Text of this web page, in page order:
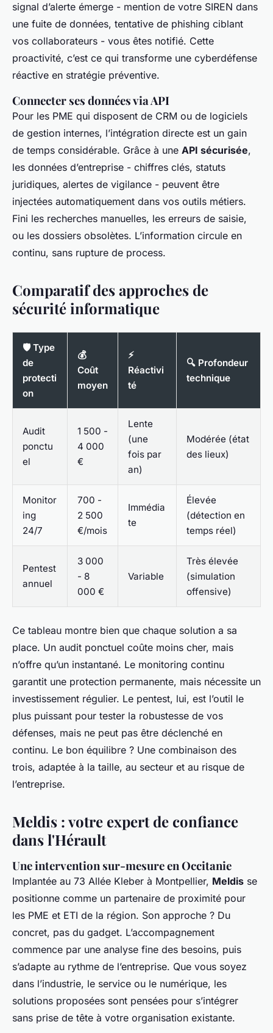
signal d’alerte émerge - mention de votre SIREN dans
une fuite de données, tentative de phishing ciblant
vos collaborateurs - vous êtes notifié. Cette
proactivité, c’est ce qui transforme une cyberdéfense
réactive en stratégie préventive.
Connecter ses données via API
Pour les PME qui disposent de CRM ou de logiciels
de gestion internes, l’intégration directe est un gain
de temps considérable. Grâce à une API sécurisée,
les données d’entreprise - chiffres clés, statuts
juridiques, alertes de vigilance - peuvent être
injectées automatiquement dans vos outils métiers.
Fini les recherches manuelles, les erreurs de saisie,
ou les dossiers obsolètes. L’information circule en
continu, sans rupture de process.
Comparatif des approches de
sécurité informatique
🛡️ Type
de
protecti
on
💰
Coût
moyen
⚡
Réactivi
té
🔍 Profondeur
technique
Audit
ponctu
el
1 500 -
4 000
€
Lente
(une
fois par
an)
Modérée (état
des lieux)
Monitor
ing
24/7
700 -
2 500
€/mois
Immédia
te
Élevée
(détection en
temps réel)
Pentest
annuel
3 000
- 8
000 €
Variable
Très élevée
(simulation
offensive)
Ce tableau montre bien que chaque solution a sa
place. Un audit ponctuel coûte moins cher, mais
n’offre qu’un instantané. Le monitoring continu
garantit une protection permanente, mais nécessite un
investissement régulier. Le pentest, lui, est l’outil le
plus puissant pour tester la robustesse de vos
défenses, mais ne peut pas être déclenché en
continu. Le bon équilibre ? Une combinaison des
trois, adaptée à la taille, au secteur et au risque de
l’entreprise.
Meldis : votre expert de confiance
dans l'Hérault
Une intervention sur-mesure en Occitanie
Implantée au 73 Allée Kleber à Montpellier, Meldis se
positionne comme un partenaire de proximité pour
les PME et ETI de la région. Son approche ? Du
concret, pas du gadget. L’accompagnement
commence par une analyse fine des besoins, puis
s’adapte au rythme de l’entreprise. Que vous soyez
dans l’industrie, le service ou le numérique, les
solutions proposées sont pensées pour s’intégrer
sans prise de tête à votre organisation existante.